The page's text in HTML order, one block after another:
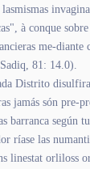
à conque
me-
81: 14.0).
Distrito
jamás són pre-
barranca según
ríase las
linestat orliloss